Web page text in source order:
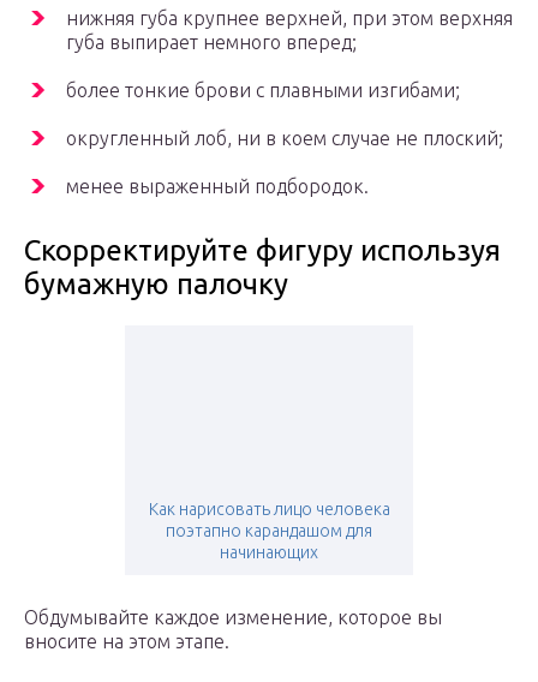
нижняя губа крупнее верхней, при этом верхняя
губа выпирает немного вперед;
более тонкие брови с плавными изгибами;
округленный лоб, ни в коем случае не плоский;
менее выраженный подбородок.
Скорректируйте фигуру используя
бумажную палочку
Как нарисовать лицо человека
поэтапно карандашом для
начинающих
Обдумывайте каждое изменение, которое вы
вносите на этом этапе.